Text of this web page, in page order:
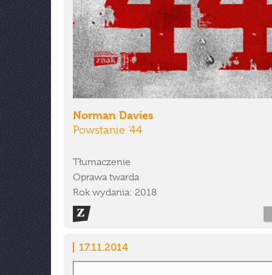
Norman Davies
Powstanie '44
Tłumaczenie
Oprawa twarda
Rok wydania: 2018
17.11.2014